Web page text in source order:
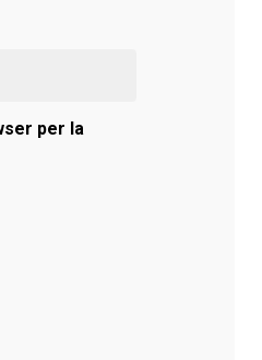
per la